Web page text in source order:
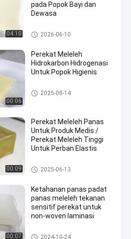
04:10
pada Popok Bayi dan
Dewasa
perekat PSA panas meleleh
2026-06-10
00:06
Perekat Meleleh
Hidrokarbon Hidrogenasi
Untuk Popok Higienis
perekat meleleh panas
2025-08-14
00:09
Perekat Meleleh Panas
Untuk Produk Medis /
Perekat Meleleh Tinggi
Untuk Perban Elastis
Hot Melt Adhesive untuk Prod
uk Medis
2025-06-13
00:07
Ketahanan panas padat
panas meleleh tekanan
sensitif perekat untuk
non-woven laminasi
perekat PSA panas meleleh
2024-10-24